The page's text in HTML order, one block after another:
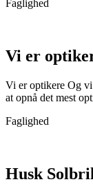
Faglighed
Vi er
Vi er optikere Og
at opnå det mest
Faglighed
Husk